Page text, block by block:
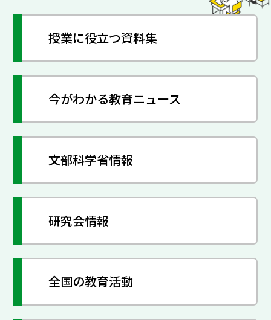
授業に役立つ資料集
今がわかる教育ニュース
文部科学省情報
研究会情報
全国の教育活動